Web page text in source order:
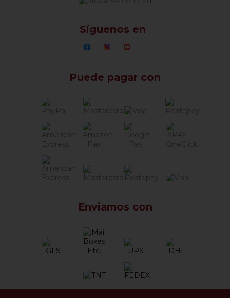
Síguenos en
Puede pagar con
Enviamos con